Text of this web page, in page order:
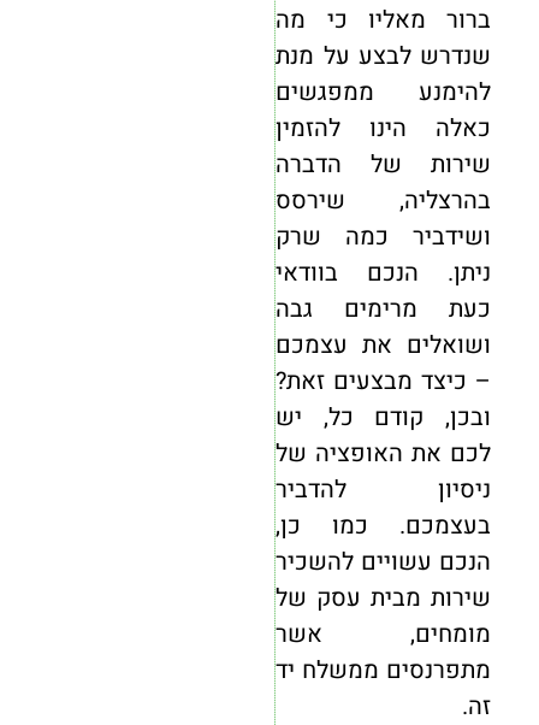
ברור מאליו כי מה
שנדרש לבצע על מנת
להימנע ממפגשים
כאלה הינו להזמין
שירות של הדברה
בהרצליה, שירסס
ושידביר כמה שרק
ניתן. הנכם בוודאי
כעת מרימים גבה
ושואלים את עצמכם
– כיצד מבצעים זאת?
ובכן, קודם כל, יש
לכם את האופציה של
ניסיון להדביר
בעצמכם. כמו כן,
הנכם עשויים להשכיר
שירות מבית עסק של
מומחים, אשר
מתפרנסים ממשלח יד
זה.